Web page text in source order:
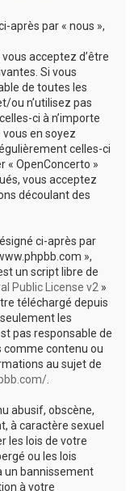
après par « nous »,
acceptez d’être
Si vous
de toutes les
ou n’utilisez pas
ci à n’importe
en soyez
celles-ci
« OpenConcerto »
vous acceptez
découlant des
ci-après par
»,
un script libre de
Public License v2 »
téléchargé depuis
les
pas responsable de
comme contenu ou
au sujet de
.
abusif, obscène,
à caractère sexuel
les lois de votre
ou les lois
un bannissement
à votre